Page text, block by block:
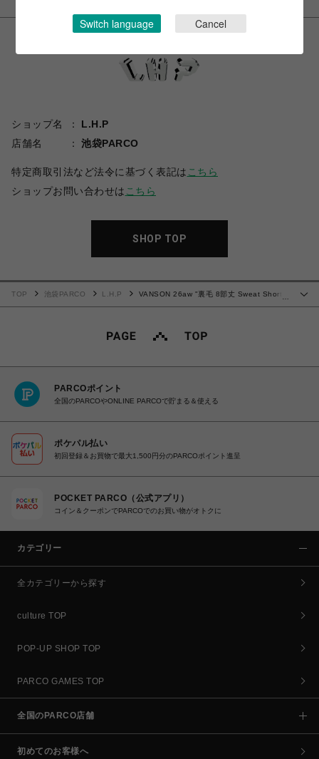
ショップ名
L.H.P
店舗名
池袋PARCO
特定商取引法など法令に基づく表記は こちら
ショップお問い合わせは こちら
SHOP TOP
…
TOP 池袋PARCO L.H.P
VANSON 26aw "裏毛 8部丈 Sweat Shorts"
PARCOポイント
全国のPARCOやONLINE PARCOで貯まる＆使える
ポケパル払い
初回登録＆お買物で最大1,500円分のPARCOポイント進呈
POCKET PARCO（公式アプリ）
コイン＆クーポンでPARCOでのお買い物がオトクに
カテゴリー
全カテゴリーから探す
culture TOP
POP-UP SHOP TOP
PARCO GAMES TOP
全国のPARCO店舗
初めてのお客様へ
Switch language Cancel